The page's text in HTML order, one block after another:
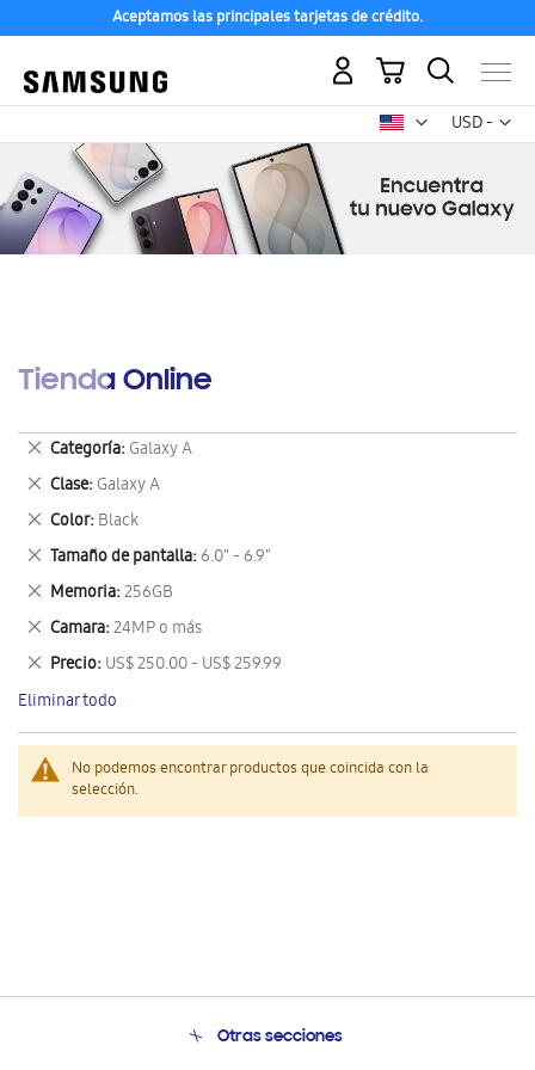
Aceptamos las principales tarjetas de crédito.
USD -
dólar
Mi carrito
Tienda Online
No podemos encontrar productos que coincida con la
selección.
Categoría Galaxy A
Eliminar
este
artículo
Clase Galaxy A
Eliminar
este
artículo
Color Black
Eliminar
este
artículo
Tamaño de pantalla 6.0" - 6.9"
Eliminar
este
artículo
Memoria 256GB
Eliminar
este
artículo
Camara 24MP o más
Eliminar
este
artículo
Precio US$ 250.00 - US$ 259.99
Eliminar
este
artículo
Eliminar todo
Otras secciones